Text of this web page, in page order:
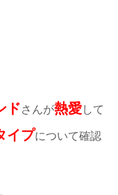
ドさんが熱愛して
イプについて確認